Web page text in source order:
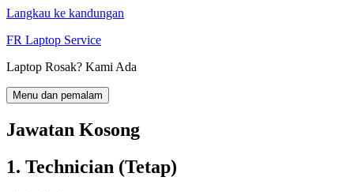
Langkau ke kandungan
FR Laptop Service
Laptop Rosak? Kami Ada
Menu dan pemalam
Jawatan Kosong
1. Technician (Tetap)